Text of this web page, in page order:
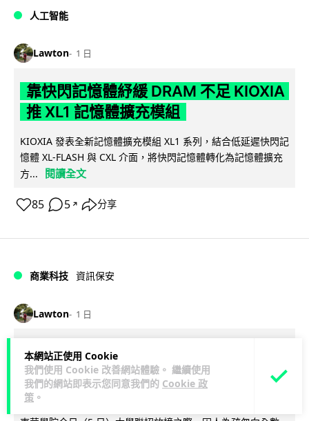
本網站正使用 Cookie
我們使用 Cookie 改善網站體驗。 繼續使用
我們的網站即表示您同意我們的 Cookie 政
策 。
人工智能
Lawton 1 日
靠快閃記憶體紓緩 DRAM 不足 KIOXIA
推 XL1 記憶體擴充模組
KIOXIA 發表全新記憶體擴充模組 XL1 系列，結合低延遲快閃記
憶體 XL-FLASH 與 CXL 介面，將快閃記憶體轉化為記憶體擴充
方...
閱讀全文
85 5 ↗ 分享
商業科技 資訊保安
Lawton 1 日
東華學院誤發取錄電郵 全數 11,139 名
申請人一度空歡喜 專家:人為疏忽+系統
防護缺失